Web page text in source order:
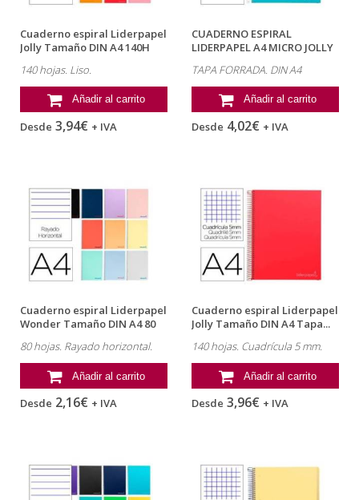
Cuaderno espiral Liderpapel
Jolly Tamaño DIN A4 140H
140 hojas. Liso.
Añadir al carrito
Desde 3,94€ + IVA
CUADERNO ESPIRAL
LIDERPAPEL A4 MICRO JOLLY
TAPA FORRADA. DIN A4
Añadir al carrito
Desde 4,02€ + IVA
Cuaderno espiral Liderpapel
Wonder Tamaño DIN A4 80
80 hojas. Rayado horizontal.
Añadir al carrito
Desde 2,16€ + IVA
Cuaderno espiral Liderpapel
Jolly Tamaño DIN A4 Tapa...
140 hojas. Cuadrícula 5 mm.
Añadir al carrito
Desde 3,96€ + IVA